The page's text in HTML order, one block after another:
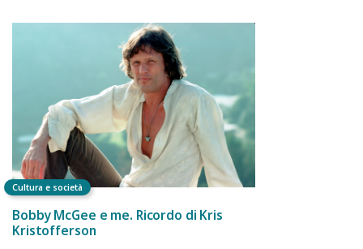
Cultura e società
Bobby McGee e me. Ricordo di Kris
Kristofferson